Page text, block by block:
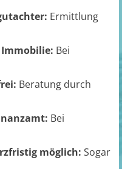
Ermittlung
Bei
Beratung durch
Bei
möglich: Sogar